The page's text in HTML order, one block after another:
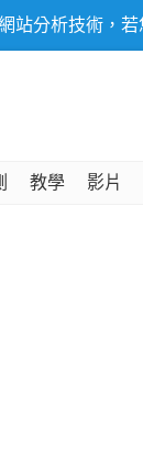
站分析技術，
教學 影片